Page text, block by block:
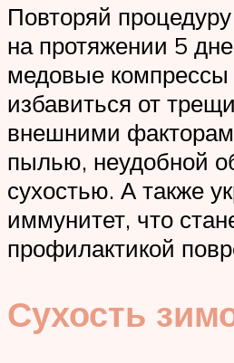
Повторяй
на протяжении 5
медовые компрессы
избавиться от
внешними
пылью, неудобной
сухостью. А также
иммунитет, что
профилактикой
Сухость